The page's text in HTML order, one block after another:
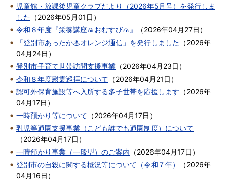
児童館・放課後児童クラブだより（2026年5月号）を発行しま
した （2026年05月01日 ）
令和８年度『栄養講座🍙おむすび🍙』
（2026年04月27日 ）
「登別市あったか♨オレンジ通信」を発行しました （2026年
04月24日 ）
登別市子育て世帯訪問支援事業 （2026年04月23日 ）
令和８年度慰霊巡拝について （2026年04月21日 ）
認可外保育施設等へ入所する多子世帯を応援します （2026年
04月17日 ）
一時預かり等について （2026年04月17日 ）
乳児等通園支援事業（こども誰でも通園制度）について
（2026年04月17日 ）
一時預かり事業（一般型）のご案内 （2026年04月17日 ）
登別市の自殺に関する概況等について（令和７年）
（2026年
04月16日 ）